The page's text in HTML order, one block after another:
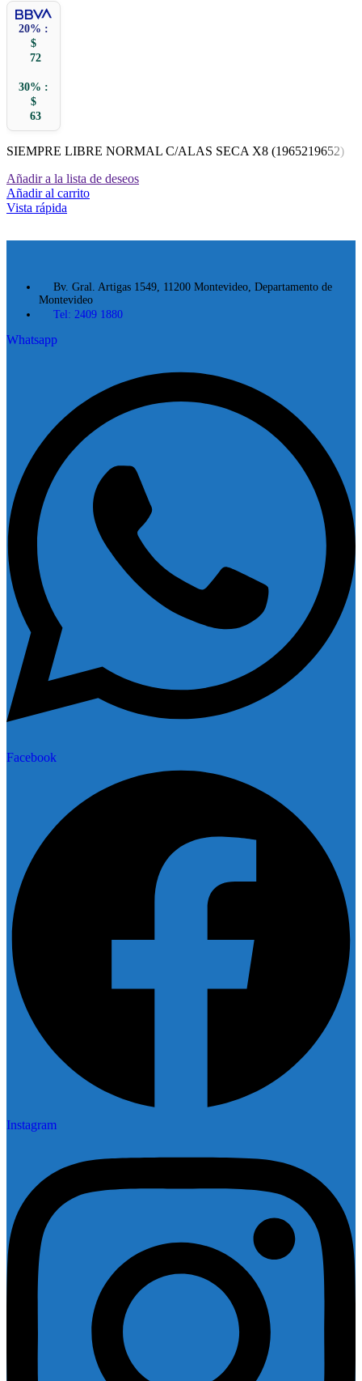
20% :
$
72
30% :
$
63
SIEMPRE LIBRE NORMAL C/ALAS SECA X8 (1965219652)
Añadir a la lista de deseos
Añadir al carrito
Vista rápida
Bv. Gral. Artigas 1549, 11200 Montevideo, Departamento de
Montevideo
Tel: 2409 1880
Whatsapp
Facebook
Instagram